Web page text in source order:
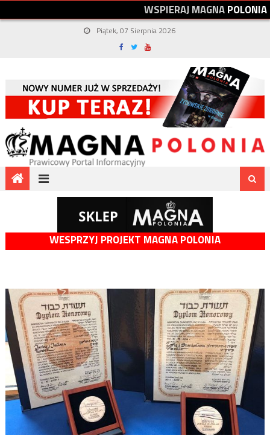
WSPIERAJMAGNAPOLONIA
Piątek, 07 Sierpnia 2026
WESPRZYJ PROJEKT MAGNA POLONIA